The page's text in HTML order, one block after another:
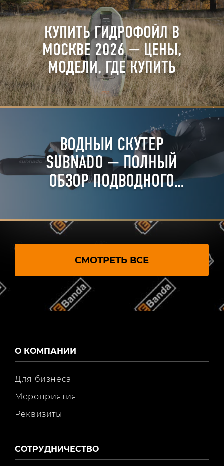
КУПИТЬ ГИДРОФОЙЛ В
МОСКВЕ 2026 — ЦЕНЫ,
МОДЕЛИ, ГДЕ КУПИТЬ
ВОДНЫЙ СКУТЕР
SUBNADO — ПОЛНЫЙ
ОБЗОР ПОДВОДНОГО
СМОТРЕТЬ ВСЕ
О КОМПАНИИ
Для бизнеса
Мероприятия
Реквизиты
СОТРУДНИЧЕСТВО